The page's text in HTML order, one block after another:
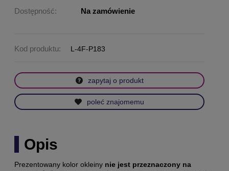
Dostępność: Na zamówienie
Kod produktu: L-4F-P183
zapytaj o produkt
poleć znajomemu
Opis
Prezentowany kolor okleiny nie jest przeznaczony na